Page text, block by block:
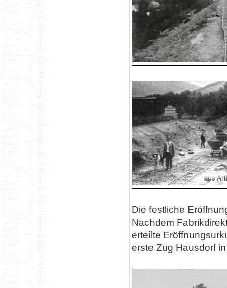
Die festliche
Nachdem
erteilte
erste Zug Hausdorf